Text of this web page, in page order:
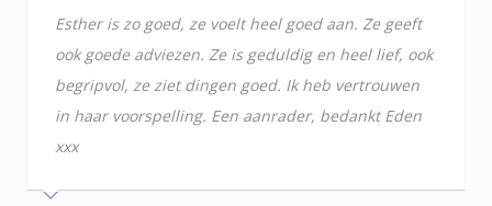
Esther is zo goed, ze voelt heel goed aan. Ze geeft
ook goede adviezen. Ze is geduldig en heel lief, ook
begripvol, ze ziet dingen goed. Ik heb vertrouwen
in haar voorspelling. Een aanrader, bedankt Eden
xxx